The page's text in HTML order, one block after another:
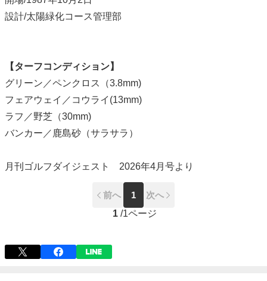
設計/太陽緑化コース管理部
【ターフコンディション】
グリーン／ペンクロス（3.8mm)
フェアウェイ／コウライ(13mm)
ラフ／野芝（30mm)
バンカー／鹿島砂（サラサラ）
月刊ゴルフダイジェスト 2026年4月号より
前へ 1
次へ
1 /1ページ